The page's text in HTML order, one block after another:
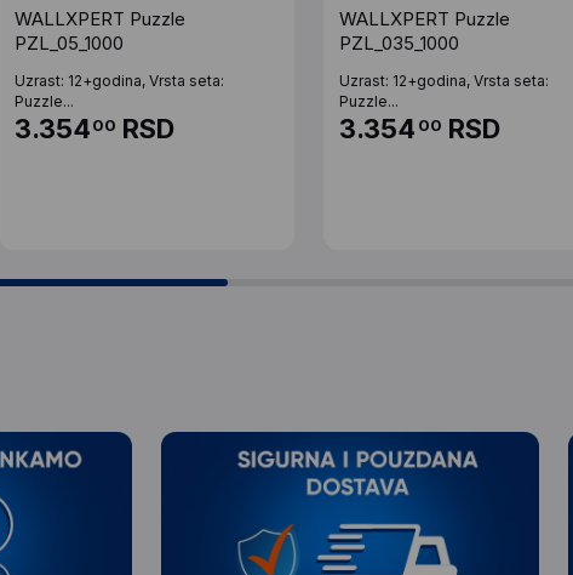
WALLXPERT Puzzle
PZL_05_1000
Uzrast: 12+godina, Vrsta seta:
Puzzle...
3.35400 RSD
WALLXPERT Puzzle
PZL_035_1000
Uzrast: 12+godina, Vrsta seta:
Puzzle...
3.354 00 RSD